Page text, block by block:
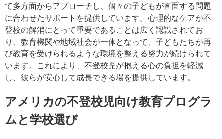
て多方面からアプローチし、個々の子どもが直面する問題
に合わせたサポートを提供しています。心理的なケアが不
登校の解消にとって重要であることは広く認識されてお
り、教育機関や地域社会が一体となって、子どもたちが再
び教育を受けられるような環境を整える努力が続けられて
います。これにより、不登校児が抱える心の負担を軽減
し、彼らが安心して成長できる場を提供しています。
アメリカの不登校児向け教育プログラ
ムと学校選び